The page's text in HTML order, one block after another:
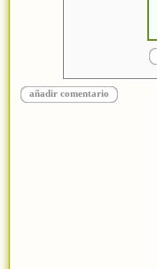
añadir comentario